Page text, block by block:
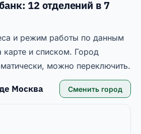
12 отделений в 7
и режим работы по данным
и списком. Город
можно переключить.
Москва Сменить город